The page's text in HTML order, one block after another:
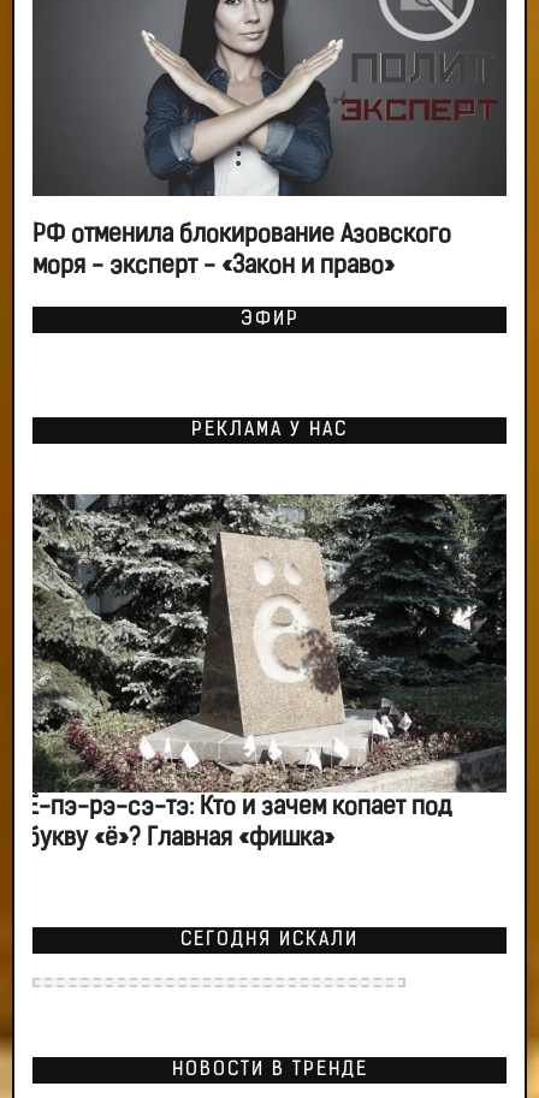
РФ отменила блокирование Азовского
моря - эксперт - «Закон и право»
ЭФИР
РЕКЛАМА У НАС
Ё-пэ-рэ-сэ-тэ: Кто и зачем копает под
букву «ё»? Главная «фишка»
СЕГОДНЯ ИСКАЛИ
НОВОСТИ В ТРЕНДЕ